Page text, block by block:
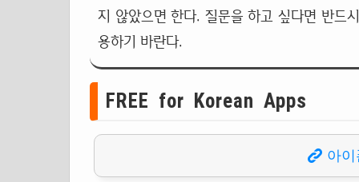
지 않았으면 한다. 질문을 하고 싶다면 반드
용하기 바란다.
FREE for Korean Apps
아